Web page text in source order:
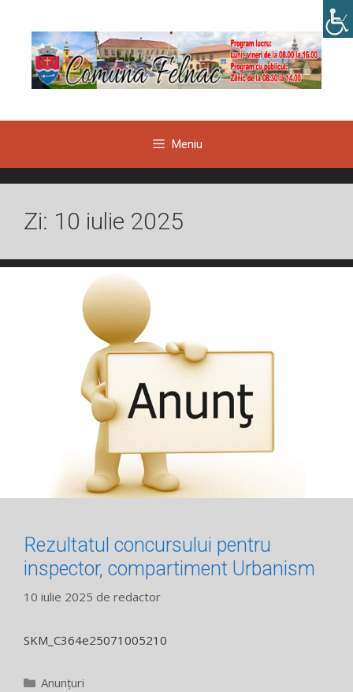
conținut
Meniu
Zi: 10 iulie 2025
Rezultatul concursului pentru
inspector, compartiment Urbanism
10 iulie 2025 de redactor
SKM_C364e25071005210
Categorii
Anunțuri